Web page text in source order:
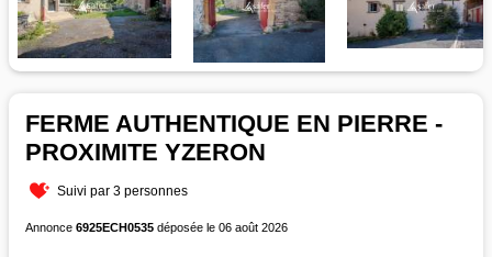
FERME AUTHENTIQUE EN PIERRE -
PROXIMITE YZERON
Suivi par 3 personnes
Annonce 6925ECH0535 déposée le 06 août 2026